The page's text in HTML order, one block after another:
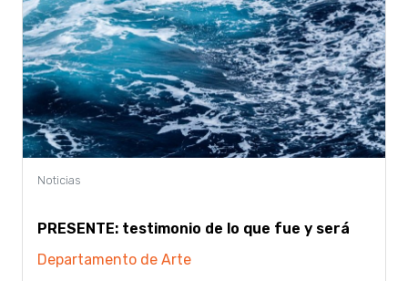
PRESENTE: testimonio de lo que fue y será
Departamento de Arte